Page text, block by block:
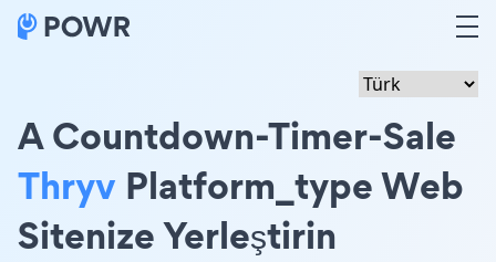
A Countdown-Timer-Sale
Thryv Platform_type Web
Sitenize Yerleştirin